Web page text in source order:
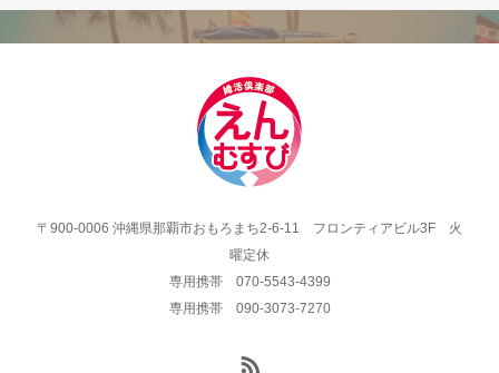
〒900-0006 沖縄県那覇市おもろまち2-6-11 フロンティアビル3F 火
曜定休
専用携帯 070-5543-4399
専用携帯 090-3073-7270